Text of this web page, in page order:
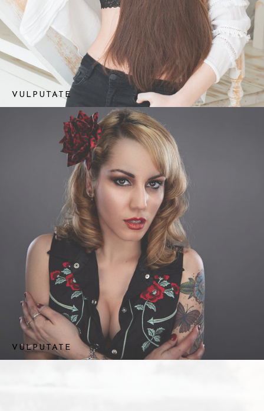
VULPUTATE
VULPUTATE